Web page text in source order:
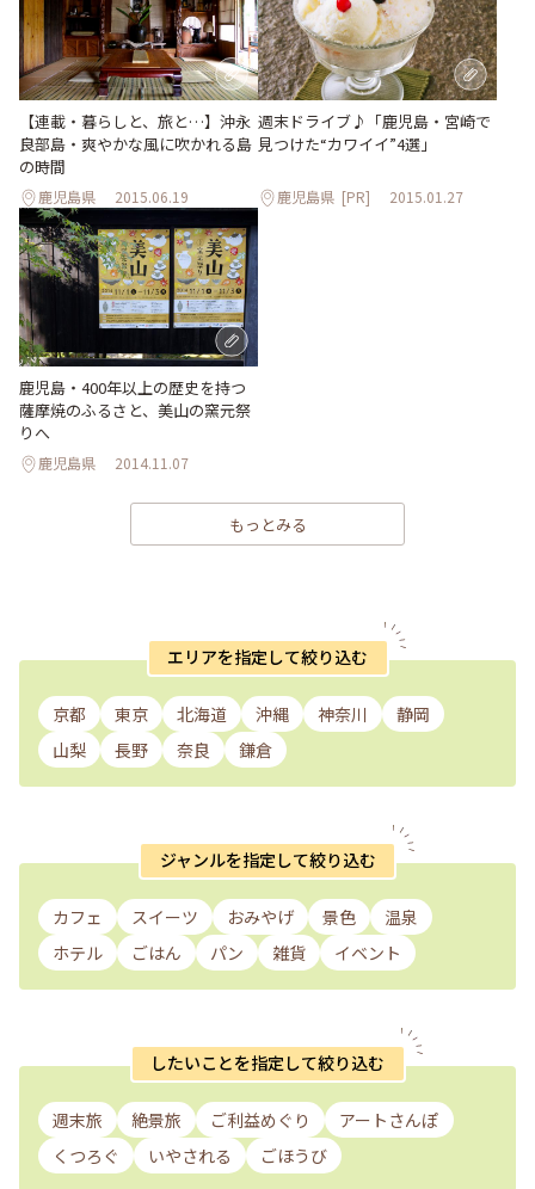
【連載・暮らしと、旅と…】沖永
良部島・爽やかな風に吹かれる島
の時間
鹿児島県 2015.06.19
週末ドライブ♪「鹿児島・宮崎で
見つけた“カワイイ”4選」
鹿児島県 [PR] 2015.01.27
鹿児島・400年以上の歴史を持つ
薩摩焼のふるさと、美山の窯元祭
りへ
鹿児島県 2014.11.07
もっとみる
エリアを指定して絞り込む
京都 東京 北海道 沖縄 神奈川
静岡
山梨
長野 奈良 鎌倉
ジャンルを指定して絞り込む
カフェ スイーツ おみやげ 景色
温泉
ホテル
ごはん パン 雑貨 イベント
したいことを指定して絞り込む
週末旅 絶景旅 ご利益めぐり
アートさんぽ
くつろぐ
いやされる ごほうび